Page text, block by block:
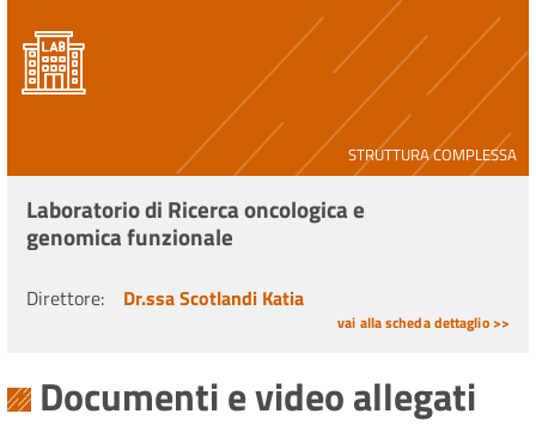
STRUTTURA COMPLESSA
Laboratorio di Ricerca oncologica e
genomica funzionale
Direttore: Dr.ssa Scotlandi Katia
vai alla scheda dettaglio >>
Documenti e video allegati